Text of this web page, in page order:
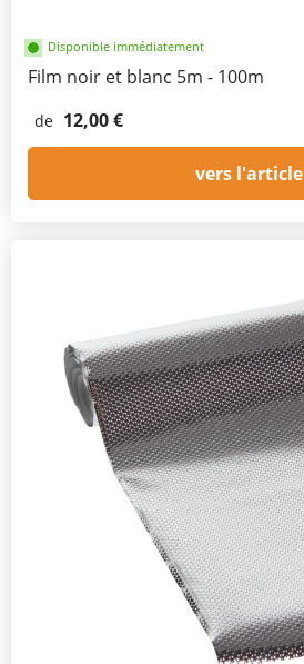
Disponible immédiatement
Film noir et blanc 5m - 100m
de 12,00 €
vers l'article